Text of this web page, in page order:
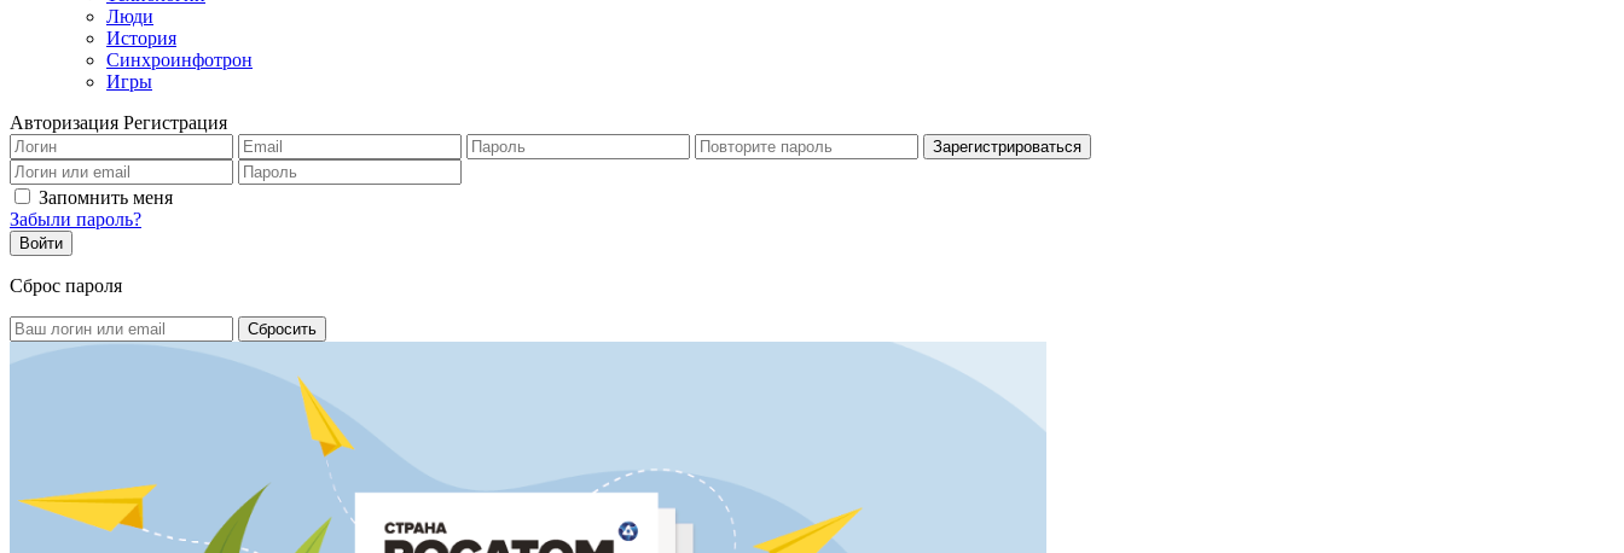
Люди
История
Синхроинфотрон
Игры
Авторизация Регистрация
Запомнить меня
Забыли пароль?
Сброс пароля